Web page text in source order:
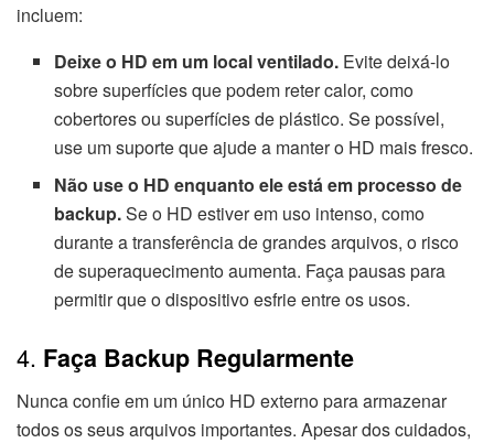
incluem:
Deixe o HD em um local ventilado. Evite deixá-lo
sobre superfícies que podem reter calor, como
cobertores ou superfícies de plástico. Se possível,
use um suporte que ajude a manter o HD mais fresco.
Não use o HD enquanto ele está em processo de
backup.Se o HD estiver em uso intenso, como
durante a transferência de grandes arquivos, o risco
de superaquecimento aumenta. Faça pausas para
permitir que o dispositivo esfrie entre os usos.
4. Faça Backup Regularmente
Nunca confie em um único HD externo para armazenar
todos os seus arquivos importantes. Apesar dos cuidados,